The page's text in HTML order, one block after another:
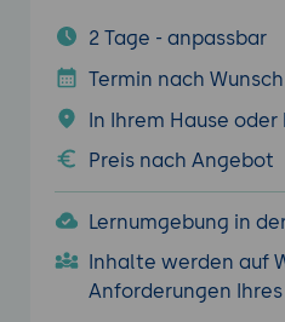
2 Tage - anpassbar
Termin nach Wunsch
In Ihrem Hause oder
Preis nach Angebot
Lernumgebung in
Inhalte werden auf
Anforderungen